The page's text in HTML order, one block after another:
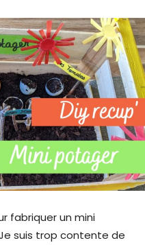
fabriquer un mini
suis trop contente de